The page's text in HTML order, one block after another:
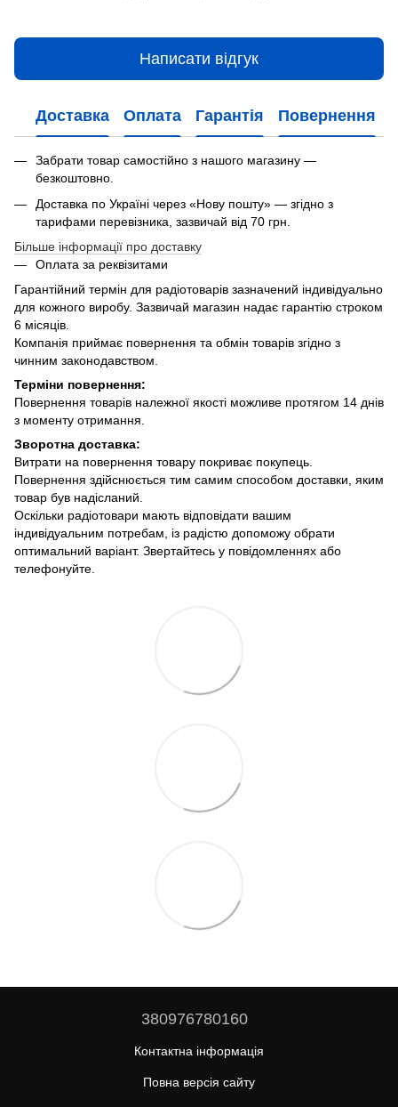
Написати відгук
Доставка Оплата Гарантія Повернення
Забрати товар самостійно з нашого магазину —
безкоштовно.
Доставка по Україні через «Нову пошту» — згідно з
тарифами перевізника, зазвичай від 70 грн.
Більше інформації про доставку
Оплата за реквізитами
Гарантійний термін для радіотоварів зазначений індивідуально
для кожного виробу. Зазвичай магазин надає гарантію строком
6 місяців.
Компанія приймає повернення та обмін товарів згідно з
чинним законодавством.
Терміни повернення:
Повернення товарів належної якості можливе протягом 14 днів
з моменту отримання.
Зворотна доставка:
Витрати на повернення товару покриває покупець.
Повернення здійснюється тим самим способом доставки, яким
товар був надісланий.
Оскільки радіотовари мають відповідати вашим
індивідуальним потребам, із радістю допоможу обрати
оптимальний варіант. Звертайтесь у повідомленнях або
телефонуйте.
380976780160
Контактна інформація
Повна версія сайту